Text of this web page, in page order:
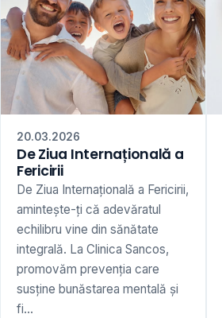
20.03.2026
De Ziua Internațională a
Fericirii
De Ziua Internațională a Fericirii,
amintește-ți că adevăratul
echilibru vine din sănătate
integrală. La Clinica Sancos,
promovăm prevenția care
susține bunăstarea mentală și
fi...